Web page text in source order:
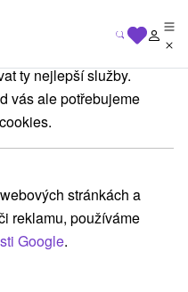
Trenčiansky kraj Bojnice
(10)
(3) Drevenice
ty nejlepší služby.
vás ale potřebujeme
stránkách a
reklamu, používáme
Google.